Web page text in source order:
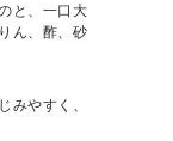
と、一口大
ん、酢、砂
みやすく、